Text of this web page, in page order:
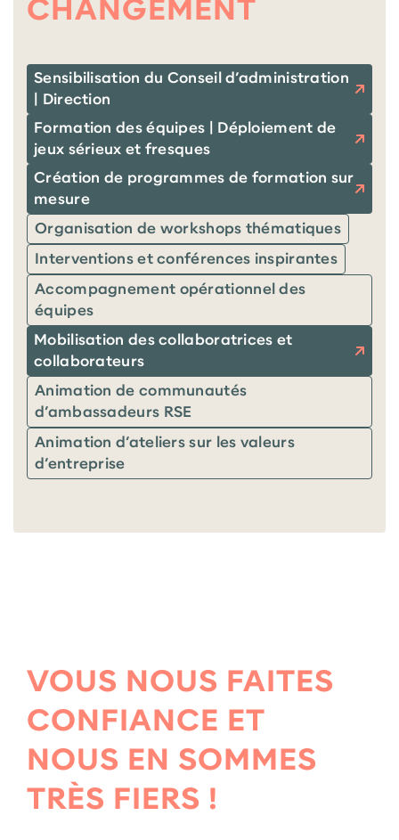
CHANGEMENT
Sensibilisation du Conseil d’administration
| Direction
Formation des équipes | Déploiement de
jeux sérieux et fresques
Création de programmes de formation sur
mesure
Organisation de workshops thématiques
Interventions et conférences inspirantes
Accompagnement opérationnel des
équipes
Mobilisation des collaboratrices et
collaborateurs
Animation de communautés
d’ambassadeurs RSE
Animation d’ateliers sur les valeurs
d’entreprise
VOUS NOUS FAITES
CONFIANCE ET
NOUS EN SOMMES
TRÈS FIERS !